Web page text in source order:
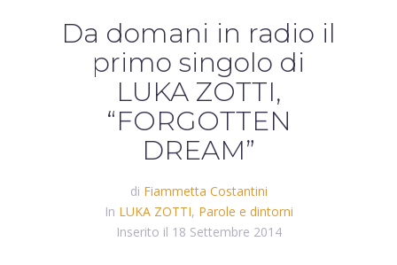
Da domani in radio il
primo singolo di
LUKA ZOTTI,
“FORGOTTEN
DREAM”
di Fiammetta Costantini
In LUKA ZOTTI, Parole e dintorni
Inserito il 18 Settembre 2014